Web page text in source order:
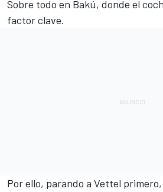
Sobre todo en Bakú, donde el
factor clave.
Por ello, parando a Vettel